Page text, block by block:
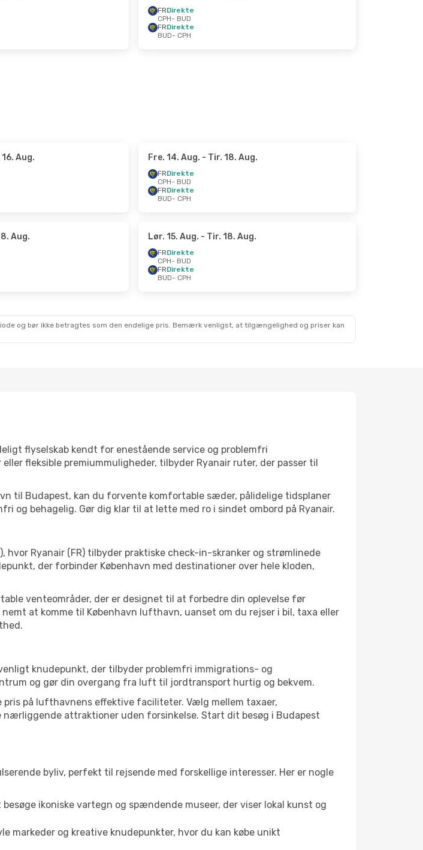
FRDirekte
CPH- BUD
FRDirekte
BUD- CPH
Aug. Fre. 14. Aug. - Tir. 18. Aug.
FRDirekte
CPH- BUD
FRDirekte
BUD- CPH
Aug. Lør. 15. Aug. - Tir. 18. Aug.
FRDirekte
CPH- BUD
FRDirekte
BUD- CPH
og bør ikke betragtes som den endelige pris. Bemærk venligst, at tilgængelighed og priser kan
flyselskab kendt for enestående service og problemfri
fleksible premiummuligheder, tilbyder Ryanair ruter, der passer til
til Budapest, kan du forvente komfortable sæder, pålidelige tidsplaner
og behagelig. Gør dig klar til at lette med ro i sindet ombord på Ryanair.
Ryanair (FR) tilbyder praktiske check-in-skranker og strømlinede
der forbinder København med destinationer over hele kloden,
venteområder, der er designet til at forbedre din oplevelse før
at komme til København lufthavn, uanset om du rejser i bil, taxa eller
knudepunkt, der tilbyder problemfri immigrations- og
og gør din overgang fra luft til jordtransport hurtig og bekvem.
på lufthavnens effektive faciliteter. Vælg mellem taxaer,
attraktioner uden forsinkelse. Start dit besøg i Budapest
byliv, perfekt til rejsende med forskellige interesser. Her er nogle
ikoniske vartegn og spændende museer, der viser lokal kunst og
markeder og kreative knudepunkter, hvor du kan købe unikt